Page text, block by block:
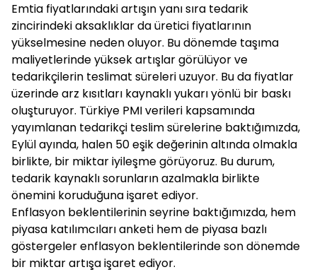
Emtia fiyatlarındaki artışın yanı sıra tedarik
zincirindeki aksaklıklar da üretici fiyatlarının
yükselmesine neden oluyor. Bu dönemde taşıma
maliyetlerinde yüksek artışlar görülüyor ve
tedarikçilerin teslimat süreleri uzuyor. Bu da fiyatlar
üzerinde arz kısıtları kaynaklı yukarı yönlü bir baskı
oluşturuyor. Türkiye PMI verileri kapsamında
yayımlanan tedarikçi teslim sürelerine baktığımızda,
Eylül ayında, halen 50 eşik değerinin altında olmakla
birlikte, bir miktar iyileşme görüyoruz. Bu durum,
tedarik kaynaklı sorunların azalmakla birlikte
önemini koruduğuna işaret ediyor.
Enflasyon beklentilerinin seyrine baktığımızda, hem
piyasa katılımcıları anketi hem de piyasa bazlı
göstergeler enflasyon beklentilerinde son dönemde
bir miktar artışa işaret ediyor.